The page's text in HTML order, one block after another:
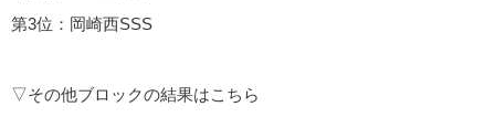
第3位：岡崎西SSS
▽その他ブロックの結果はこちら